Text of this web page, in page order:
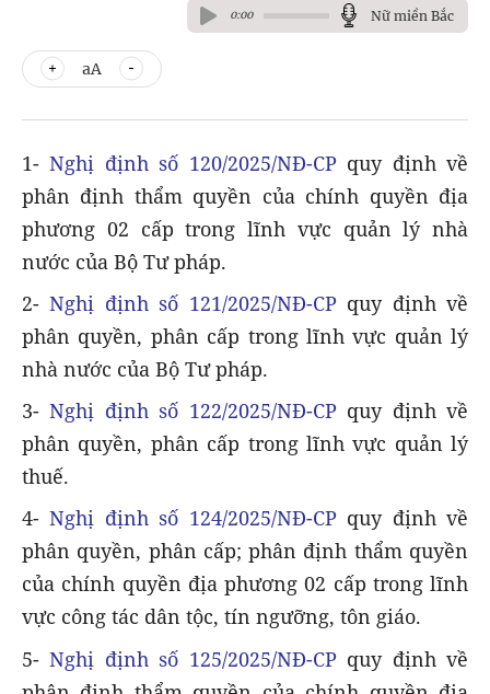
0:00 Nữ miền Bắc
aA
1-Nghị định số 120/2025/NĐ-CPquy định về
phân định thẩm quyền của chính quyền địa
phương 02 cấp trong lĩnh vực quản lý nhà
nước của Bộ Tư pháp.
2-Nghị định số 121/2025/NĐ-CPquy định về
phân quyền, phân cấp trong lĩnh vực quản lý
nhà nước của Bộ Tư pháp.
3-Nghị định số 122/2025/NĐ-CPquy định về
phân quyền, phân cấp trong lĩnh vực quản lý
thuế.
4-Nghị định số 124/2025/NĐ-CPquy định về
phân quyền, phân cấp; phân định thẩm quyền
của chính quyền địa phương 02 cấp trong lĩnh
vực công tác dân tộc, tín ngưỡng, tôn giáo.
5-Nghị định số 125/2025/NĐ-CPquy định về